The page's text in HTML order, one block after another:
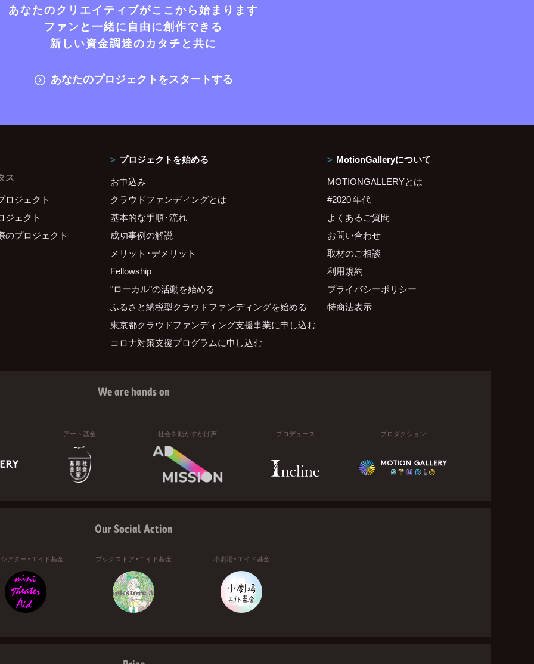
あなたのクリエイティブがここから始まります
ファンと一緒に自由に創作できる
新しい資金調達のカタチと共に
あなたのプロジェクトをスタートする
ス
ロジェクト
ジェクト
のプロジェクト
プロジェクトを始める
お申込み
クラウドファンディングとは
基本的な手順・流れ
成功事例の解説
メリット・デメリット
Fellowship
"ローカル"の活動を始める
ふるさと納税型クラウドファンディングを始める
東京都クラウドファンディング支援事業に申し込む
コロナ対策支援プログラムに申し込む
MotionGalleryについて
MOTIONGALLERYとは
#2020 年代
よくあるご質問
お問い合わせ
取材のご相談
利用規約
プライバシーポリシー
特商法表示
We are hands on
アート基金 社会を動かすかけ声 プロデュース プロダクション
Our Social Action
アター・エイド基金 ブックストア・エイド基金 小劇場・エイド基金